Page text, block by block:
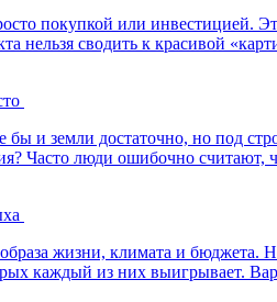
покупкой или инвестицией.
сводить к красивой
и земли достаточно, но под
Часто люди ошибочно
жизни, климата и бюджета.
каждый из них выигрывает.